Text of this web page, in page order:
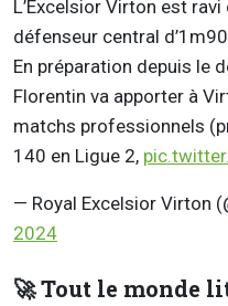
L’Excelsior Virton est
défenseur central
En préparation depuis le
Florentin va apporter à
matchs professionnels
140 en Ligue 2,
— Royal Excelsior Virton
2024
🚀 Tout le monde